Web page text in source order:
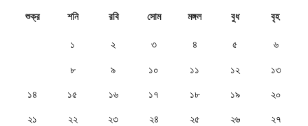
শুক্র শনি রবি সোম মঙ্গল বুধ বৃহ
১ ২ ৩ ৪ ৫ ৬
৮ ৯ ১০ ১১ ১২ ১৩
১৪ ১৫ ১৬ ১৭ ১৮ ১৯ ২০
২১ ২২ ২৩ ২৪ ২৫ ২৬ ২৭